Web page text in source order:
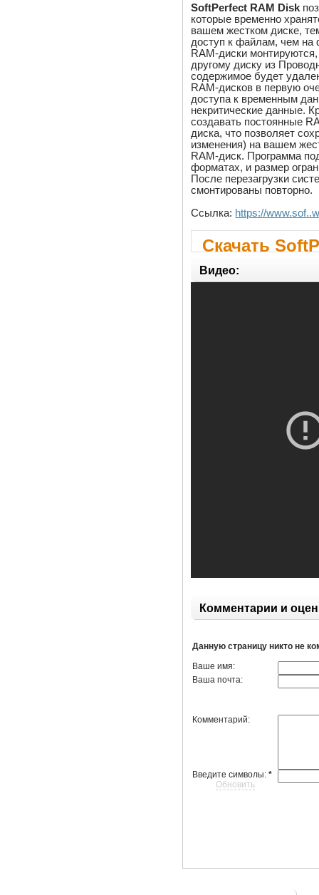
SoftPerfect RAM Disk
которые временно
вашем жестком диске,
доступ к файлам, чем на
RAM-диски
другому диску из
содержимое будет
RAM-дисков в первую
доступа к временным
некритические данные.
создавать постоянные
диска, что позволяет
изменения) на вашем
RAM-диск. Программа
форматах, и размер
После перезагрузки
смонтированы повторно.
Ссылка: https://
Скачать
Видео:
Комментарии и
Данную страницу никто не
Ваше имя:
Ваша почта:
Комментарий:
Введите символы:*
Обновить